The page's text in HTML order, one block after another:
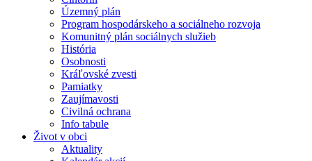
Územný plán
Program hospodárskeho a sociálneho rozvoja
Komunitný plán sociálnych služieb
História
Osobnosti
Kráľovské zvesti
Pamiatky
Zaujímavosti
Civilná ochrana
Info tabule
Život v obci
Aktuality